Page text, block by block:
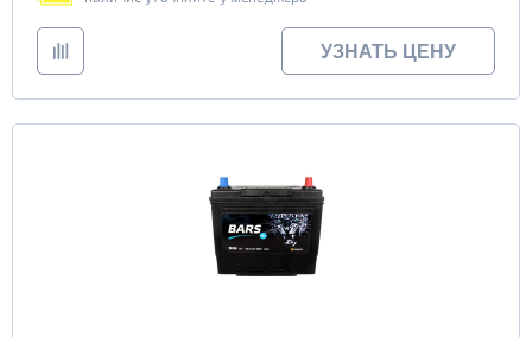
УЗНАТЬ ЦЕНУ